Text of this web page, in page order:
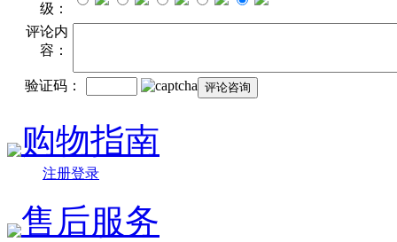
级：
评论内
容：
验证码：
购物指南
注册登录
售后服务